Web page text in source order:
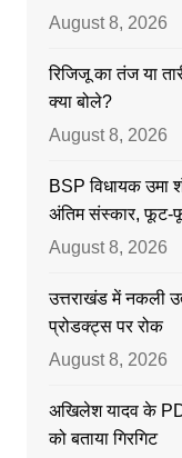
August 8, 2026
रिजिजू का तंज या
क्या बोले?
August 8, 2026
BSP विधायक उमा
अंतिम संस्कार, फूट-
August 8, 2026
उत्तराखंड में नकली
प्रोडक्ट्स पर रोक
August 8, 2026
अखिलेश यादव के
को बताया गिरगिट